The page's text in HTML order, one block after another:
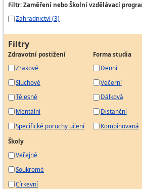
Filtr: Zaměření nebo Školní vzdělávací
Zahradnictví (3)
Filtry
Zdravotní postižení
Zrakové
Sluchové
Tělesné
Mentální
Specifické poruchy učení
Forma studia
Denní
Večerní
Dálková
Distanční
Kombinovaná
Školy
Veřejné
Soukromé
Církevní